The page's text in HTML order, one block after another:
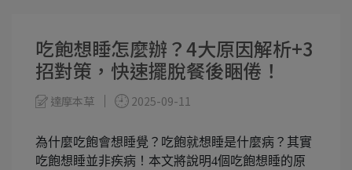
吃飽想睡怎麼辦？4大原因解析+3
招對策，快速擺脫餐後睏倦！
達摩本草 2025-09-11
為什麼吃飽會想睡覺？吃飽就想睡是什麼病？其實
吃飽想睡並非疾病！本文將說明4個吃飽想睡的原